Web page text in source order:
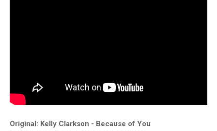
Original: Kelly Clarkson - Because of You